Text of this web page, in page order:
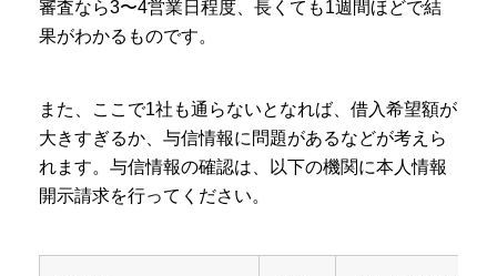
審査なら3〜4営業日程度、長くても1週間ほどで結
果がわかるものです。
また、ここで1社も通らないとなれば、借入希望額が
大きすぎるか、与信情報に問題があるなどが考えら
れます。与信情報の確認は、以下の機関に本人情報
開示請求を行ってください。